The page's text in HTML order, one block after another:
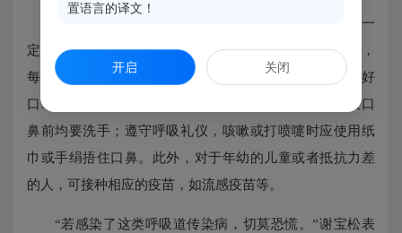
谢宝松提醒，呼吸道传染病主要经飞沫传播，大家一
定要保持良好的生活习惯。做好开窗通风，每日2至3次，
每次不少于30分钟；少去人员密集的场所，必须去时戴好
口罩；注意手部卫生，外出回家后、饭前便后、接触眼口
鼻前均要洗手；遵守呼吸礼仪，咳嗽或打喷嚏时应使用纸
巾或手绢捂住口鼻。此外，对于年幼的儿童或者抵抗力差
的人，可接种相应的疫苗，如流感疫苗等。
“若感染了这类呼吸道传染病，切莫恐慌。”谢宝松表
置语言的译文！
开启 关闭